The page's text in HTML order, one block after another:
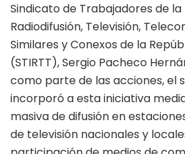
Sindicato de Trabajadores de
Radiodifusión, Televisión,
Similares y Conexos de la
(STIRTT), Sergio Pacheco
como parte de las acciones, el
incorporó a esta iniciativa
masiva de difusión en
de televisión nacionales y